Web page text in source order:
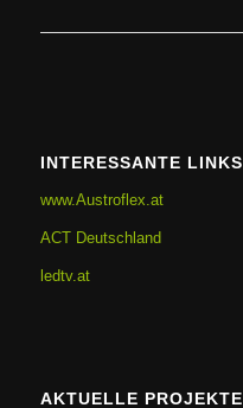
INTERESSANTE LINKS
www.Austroflex.at
ACT Deutschland
ledtv.at
AKTUELLE PROJEKTE